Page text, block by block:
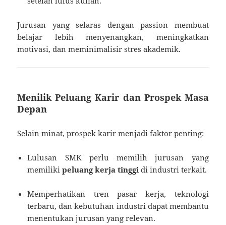
Jurusan yang selaras dengan passion membuat
belajar lebih menyenangkan, meningkatkan
motivasi, dan meminimalisir stres akademik.
Menilik Peluang Karir dan Prospek Masa
Depan
Selain minat, prospek karir menjadi faktor penting:
Lulusan SMK perlu memilih jurusan yang
memilikipeluang kerja tinggi di industri terkait.
Memperhatikan tren pasar kerja, teknologi
terbaru, dan kebutuhan industri dapat membantu
menentukan jurusan yang relevan.